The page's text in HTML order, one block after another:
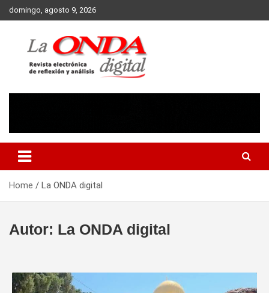
Skip
to
domingo, agosto 9, 2026
Home La ONDA digital
Autor: La ONDA digital